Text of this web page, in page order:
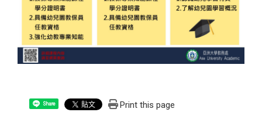
Share Print this page